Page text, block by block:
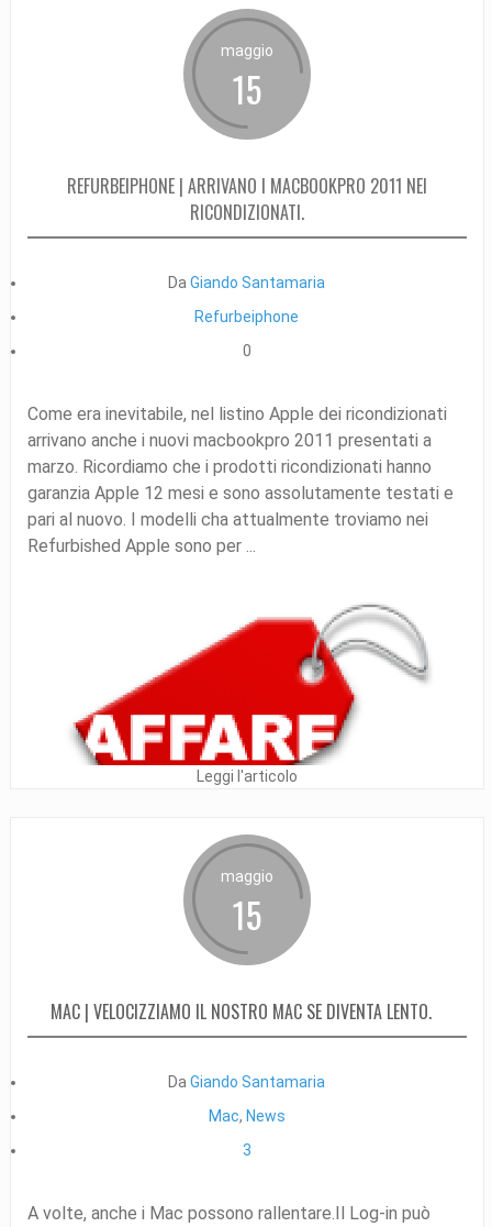
maggio
15
REFURBEIPHONE | ARRIVANO I MACBOOKPRO 2011 NEI
RICONDIZIONATI.
DaGiando Santamaria
Refurbeiphone
0
Come era inevitabile, nel listino Apple dei ricondizionati
arrivano anche i nuovi macbookpro 2011 presentati a
marzo. Ricordiamo che i prodotti ricondizionati hanno
garanzia Apple 12 mesi e sono assolutamente testati e
pari al nuovo. I modelli cha attualmente troviamo nei
Refurbished Apple sono per ...
Leggi l'articolo
maggio
15
MAC | VELOCIZZIAMO IL NOSTRO MAC SE DIVENTA LENTO.
DaGiando Santamaria
Mac, News
3
A volte, anche i Mac possono rallentare.Il Log-in può